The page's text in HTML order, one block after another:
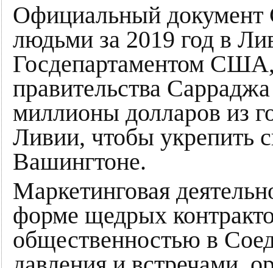
Официальный
людьми за 2019 год в
Госдепартаментом
правительства
миллионы долларов из
Ливии, чтобы укрепить
Вашингтоне.
Маркетинговая
форме щедрых
общественностью в